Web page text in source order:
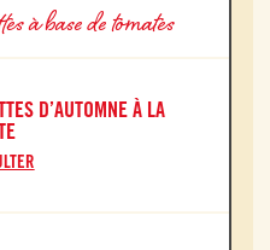
à base de tomates
D’AUTOMNE À LA